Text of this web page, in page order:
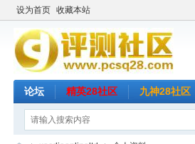
设为首页 收藏本站
论坛 精英28社区 九神28社区